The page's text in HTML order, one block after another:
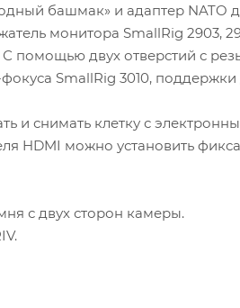
башмак» и адаптер NATO
монитора SmallRig 2903,
помощью двух отверстий с
SmallRig 3010, поддержки
снимать клетку с
HDMI можно установить
с двух сторон камеры.